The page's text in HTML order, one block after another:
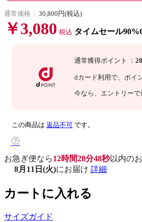
通常価格： 30,800円(税込)
￥3,080 税込 タイムセール
通常獲得ポイント ：
dカード利用で、ポイ
今なら 、エントリーで
この商品は 返品不可 です。
お急ぎ便なら12時間28分47秒以内の
8月11日(火)にお届け 詳細
カートに入れる
サイズガイド